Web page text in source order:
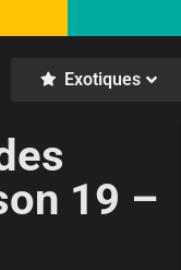
Exotiques
19 –